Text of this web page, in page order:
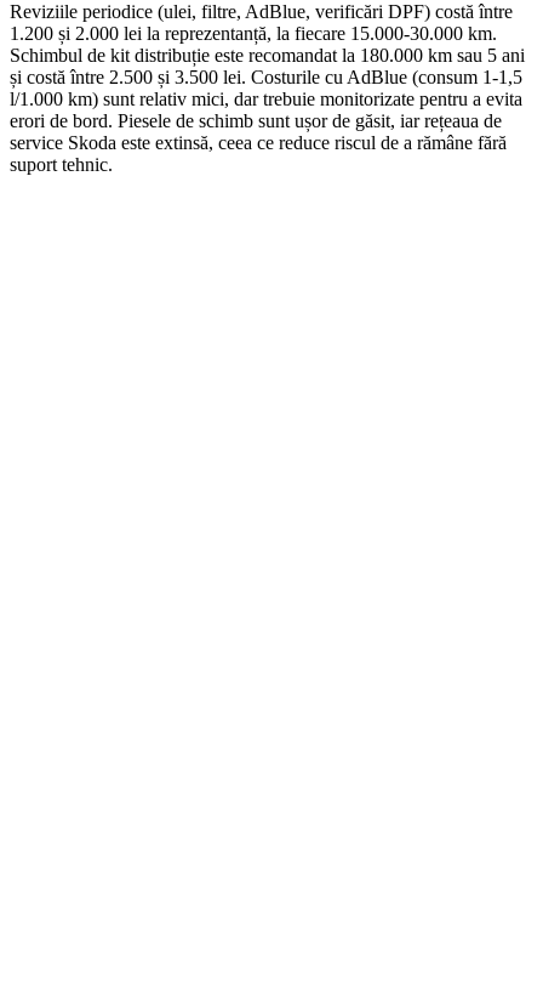
Reviziile periodice (ulei, filtre, AdBlue, verificări DPF) costă între
1.200 și 2.000 lei la reprezentanță, la fiecare 15.000-30.000 km.
Schimbul de kit distribuție este recomandat la 180.000 km sau 5 ani
și costă între 2.500 și 3.500 lei. Costurile cu AdBlue (consum 1-1,5
l/1.000 km) sunt relativ mici, dar trebuie monitorizate pentru a evita
erori de bord. Piesele de schimb sunt ușor de găsit, iar rețeaua de
service Skoda este extinsă, ceea ce reduce riscul de a rămâne fără
suport tehnic.